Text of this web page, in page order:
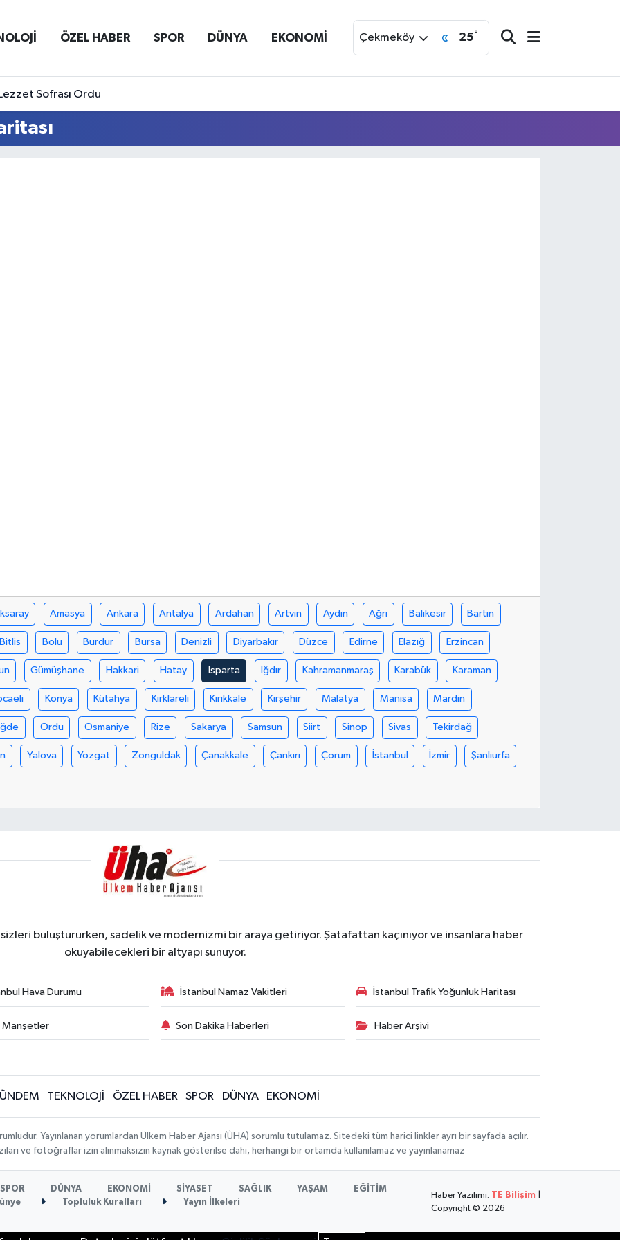
ÖZEL HABER SPOR DÜNYA EKONOMİ Çekmeköy 25°
Sofrası Ordu
Amasya Ankara Antalya Ardahan Artvin Aydın Ağrı Balıkesir Bartın
Bitlis Bolu Burdur Bursa Denizli Diyarbakır Düzce Edirne Elazığ Erzincan
Gümüşhane Hakkari Hatay Isparta Iğdır Kahramanmaraş Karabük Karaman
Konya Kütahya Kırklareli Kırıkkale Kırşehir Malatya Manisa Mardin
Ordu Osmaniye Rize Sakarya Samsun Siirt Sinop Sivas Tekirdağ
Yalova Yozgat Zonguldak Çanakkale Çankırı Çorum İstanbul İzmir Şanlıurfa
buluştururken, sadelik ve modernizmi bir araya getiriyor. Şatafattan kaçınıyor ve insanlara haber
okuyabilecekleri bir altyapı sunuyor.
Hava Durumu İstanbul Namaz Vakitleri İstanbul Trafik Yoğunluk Haritası
Manşetler Son Dakika Haberleri Haber Arşivi
TEKNOLOJİ ÖZEL HABER SPOR DÜNYA EKONOMİ
Yayınlanan yorumlardan Ülkem Haber Ajansı (ÜHA) sorumlu tutulamaz. Sitedeki tüm harici linkler ayrı bir sayfada açılır.
ve fotoğraflar izin alınmaksızın kaynak gösterilse dahi, herhangi bir ortamda kullanılamaz ve yayınlanamaz
SPOR DÜNYA EKONOMİ SİYASET SAĞLIK YAŞAM
EĞİTİM
Topluluk Kuralları Yayın İlkeleri
Haber Yazılımı: TE Bilişim
Copyright © 2026